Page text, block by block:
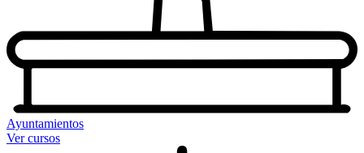
Ayuntamientos
Ver cursos